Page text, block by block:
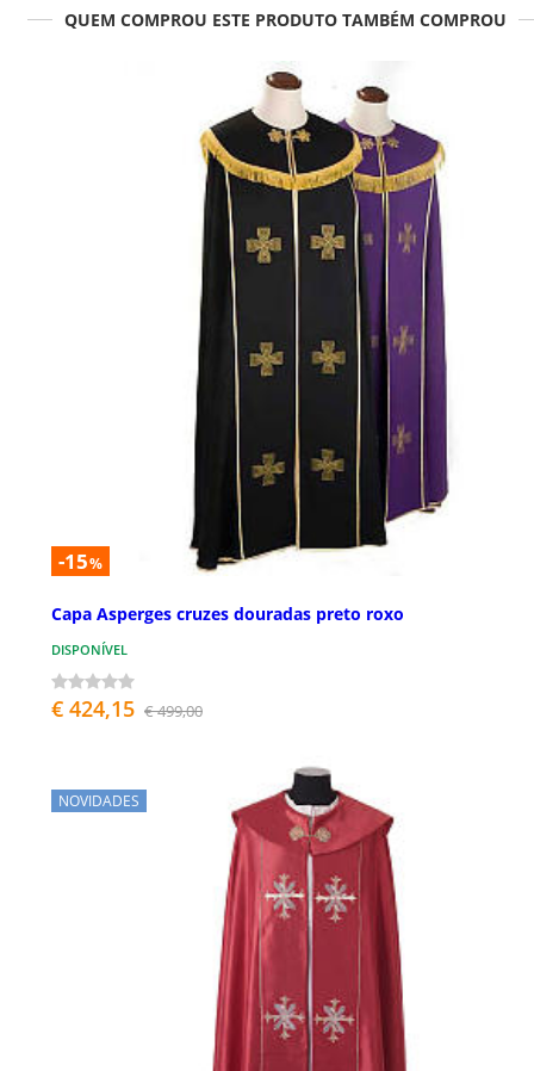
QUEM COMPROU ESTE PRODUTO TAMBÉM COMPROU
-15%
Capa Asperges cruzes douradas preto roxo
DISPONÍVEL
€ 424,15 € 499,00
NOVIDADES